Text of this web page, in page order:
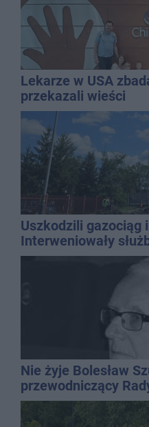
Lekarze w USA
przekazali wieści
Uszkodzili gazociąg
Interweniowały
Nie żyje Bolesław
przewodniczący
dyrektor SP 14